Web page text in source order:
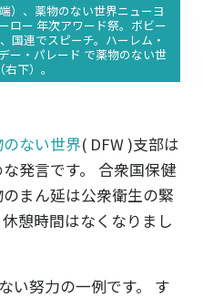
）、薬物のない世界ニューヨ
ロー 年次アワード祭。ボビー
国連でスピーチ。ハーレム・
ー・パレード で薬物のない世
下）。
ない世界( DFW )支部は
発言です。 合衆国保健
まん延は公衆衛生の緊
憩時間はなくなりまし
い努力の一例です。 す